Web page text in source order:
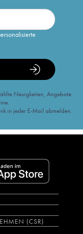
Neuigkeiten, Angebote
in jeder E-Mail abmelden.
(CSR)